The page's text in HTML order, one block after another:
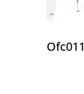
Ofc011